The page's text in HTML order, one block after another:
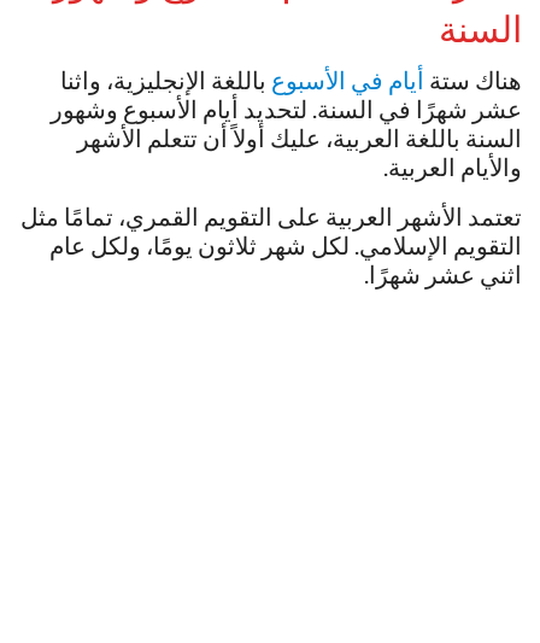
السنة
هناك ستة أيام في الأسبوع باللغة الإنجليزية، واثنا
عشر شهرًا في السنة. لتحديد أيام الأسبوع وشهور
السنة باللغة العربية، عليك أولاً أن تتعلم الأشهر
والأيام العربية.
تعتمد الأشهر العربية على التقويم القمري، تمامًا مثل
التقويم الإسلامي. لكل شهر ثلاثون يومًا، ولكل عام
اثني عشر شهرًا.